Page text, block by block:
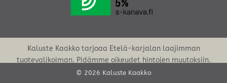
Kaluste Kaakko tarjoaa Etelä-karjalan laajimman
tuotevalikoiman. Pidämme oikeudet hintojen muutoksiin.
© 2026 Kaluste Kaakko